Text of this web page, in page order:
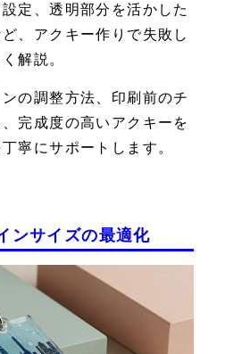
定、透明部分を活かした
、アクキー作りで失敗し
解説。
の調整方法、印刷前のチ
完成度の高いアクキーを
寧にサポートします。
ンサイズの最適化